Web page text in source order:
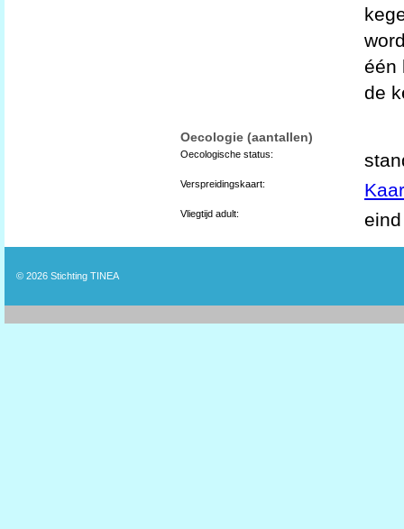
één
de
Oecologie (aantallen)
Oecologische status:
Verspreidingskaart:
Vliegtijd adult:
© 2026 Stichting TINEA